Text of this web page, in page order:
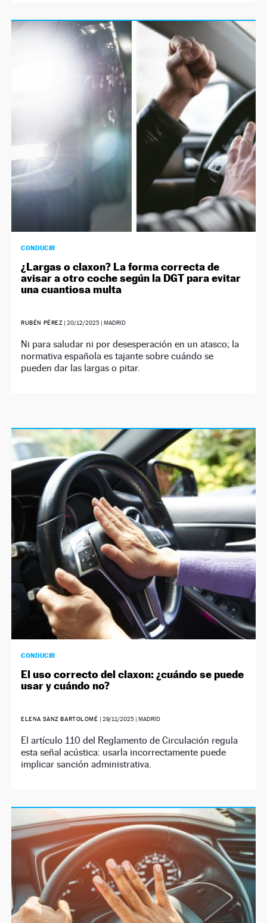
CONDUCIR
¿Largas o claxon? La forma correcta de
avisar a otro coche según la DGT para evitar
una cuantiosa multa
RUBÉN PÉREZ |20/12/2025 | MADRID
Ni para saludar ni por desesperación en un atasco; la
normativa española es tajante sobre cuándo se
pueden dar las largas o pitar.
CONDUCIR
El uso correcto del claxon: ¿cuándo se puede
usar y cuándo no?
ELENA SANZ BARTOLOMÉ | 29/11/2025| MADRID
El artículo 110 del Reglamento de Circulación regula
esta señal acústica: usarla incorrectamente puede
implicar sanción administrativa.